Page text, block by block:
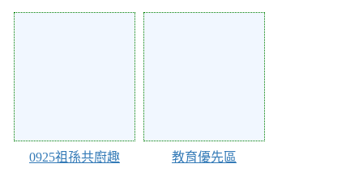
0925祖孫共廚趣 教育優先區